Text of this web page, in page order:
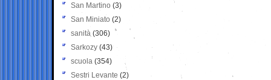
San Martino (3)
San Miniato (2)
sanità (306)
Sarkozy (43)
scuola (354)
Sestri Levante (2)